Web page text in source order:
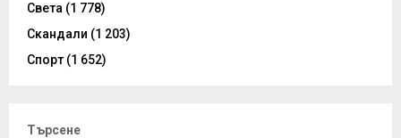
Света (1 778)
Скандали (1 203)
Спорт (1 652)
Търсене